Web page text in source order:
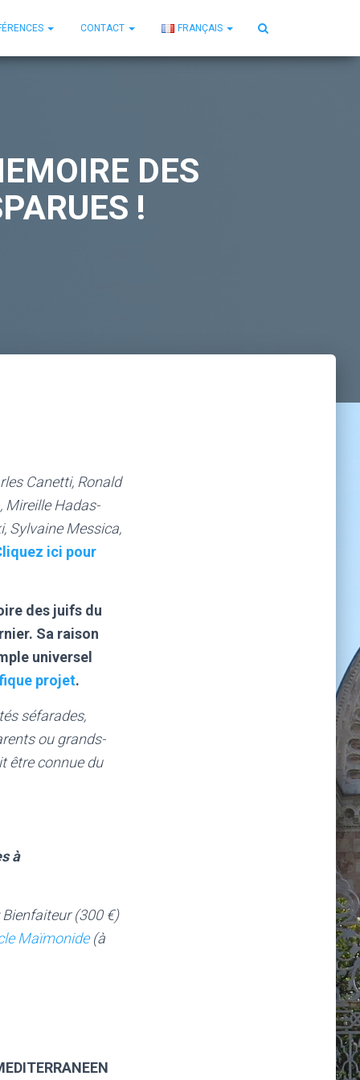
CONTACT FRANÇAIS
DES
!
Canetti, Ronald
Mireille Hadas-
Sylvaine Messica,
ici pour
des juifs du
Sa raison
universel
projet.
séfarades,
ou grands-
être connue du
à
(300 €)
Maïmonide(à